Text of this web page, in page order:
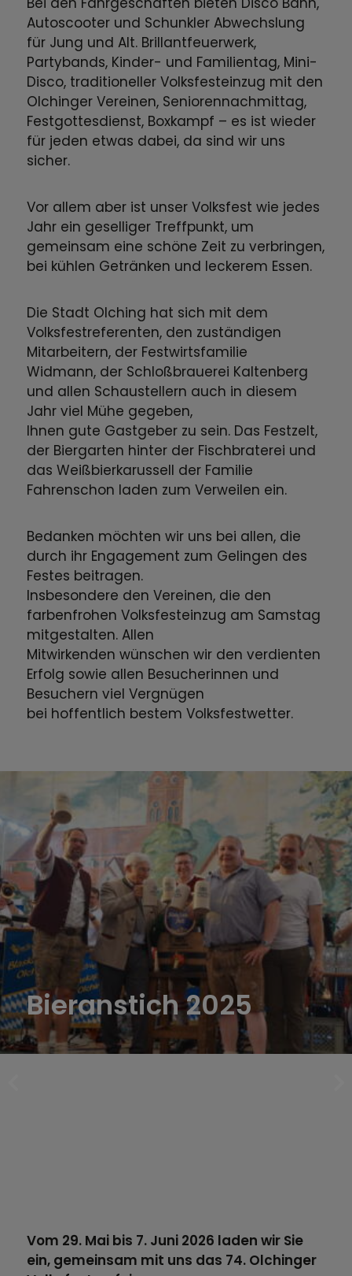
Autoscooter und Schunkler Abwechslung
für Jung und Alt. Brillantfeuerwerk,
Partybands, Kinder- und Familientag, Mini-
Disco, traditioneller Volksfesteinzug mit den
Olchinger Vereinen, Seniorennachmittag,
Festgottesdienst, Boxkampf – es ist wieder
für jeden etwas dabei, da sind wir uns
sicher.
Vor allem aber ist unser Volksfest wie jedes
Jahr ein geselliger Treffpunkt, um
gemeinsam eine schöne Zeit zu verbringen,
bei kühlen Getränken und leckerem Essen.
Die Stadt Olching hat sich mit dem
Volksfestreferenten, den zuständigen
Mitarbeitern, der Festwirtsfamilie
Widmann, der Schloßbrauerei Kaltenberg
und allen Schaustellern auch in diesem
Jahr viel Mühe gegeben,
Ihnen gute Gastgeber zu sein. Das Festzelt,
der Biergarten hinter der Fischbraterei und
das Weißbierkarussell der Familie
Fahrenschon laden zum Verweilen ein.
Bedanken möchten wir uns bei allen, die
durch ihr Engagement zum Gelingen des
Festes beitragen.
Insbesondere den Vereinen, die den
farbenfrohen Volksfesteinzug am Samstag
mitgestalten. Allen
Mitwirkenden wünschen wir den verdienten
Erfolg sowie allen Besucherinnen und
Besuchern viel Vergnügen
bei hoffentlich bestem Volksfestwetter.
Bieranstich 2025
Vom 29. Mai bis 7. Juni 2026 laden wir Sie
ein, gemeinsam mit uns das 74. Olchinger